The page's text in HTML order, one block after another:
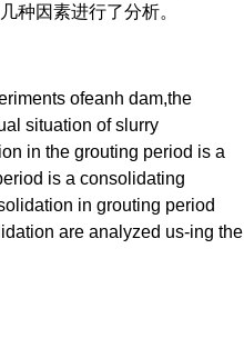
种因素进行了分析。
ofeanh dam,the
situation of slurry
in the grouting period is a
is a consolidating
in grouting period
are analyzed us-ing the